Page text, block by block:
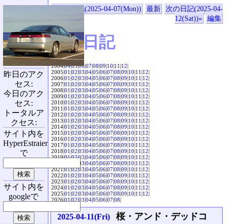
«前の日記(2025-04-07(Mon)) 最新
次の日記(2025-04-
12(Sat))»
編集
SVX日記
2004|04|05|06|07|08|09|10|11|12|
2005|01|02|03|04|05|06|07|08|09|10|11|12|
2006|01|02|03|04|05|06|07|08|09|10|11|12|
2007|01|02|03|04|05|06|07|08|09|10|11|12|
2008|01|02|03|04|05|06|07|08|09|10|11|12|
2009|01|02|03|04|05|06|07|08|09|10|11|12|
2010|01|02|03|04|05|06|07|08|09|10|11|12|
2011|01|02|03|04|05|06|07|08|09|10|11|12|
2012|01|02|03|04|05|06|07|08|09|10|11|12|
2013|01|02|03|04|05|06|07|08|09|10|11|12|
2014|01|02|03|04|05|06|07|08|09|10|11|12|
2015|01|02|03|04|05|06|07|08|09|10|11|12|
2016|01|02|03|04|05|06|07|08|09|10|11|12|
2017|01|02|03|04|05|06|07|08|09|10|11|12|
2018|01|02|03|04|05|06|07|08|09|10|11|12|
2019|01|02|03|04|05|06|07|08|09|10|11|12|
03|04|05|06|07|08|09|10|11|12|
2021|01|02|03|04|05|06|07|08|09|10|11|12|
2022|01|02|03|04|05|06|07|08|09|10|11|12|
2023|01|02|03|04|05|06|07|08|09|10|11|12|
2024|01|02|03|04|05|06|07|08|09|10|11|12|
2025|01|02|03|04|05|06|07|08|09|10|11|12|
2026|01|02|03|04|05|06|07|08|
2025-04-11(Fri)
桜・アンド・デッドコ
昨日のアク
セス:
今日のアク
セス:
トータルア
クセス:
サイト内を
HyperEstraier
で
サイト内を
googleで